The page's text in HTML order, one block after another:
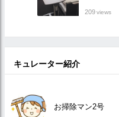
209views
キュレーター紹介
お掃除マン2号